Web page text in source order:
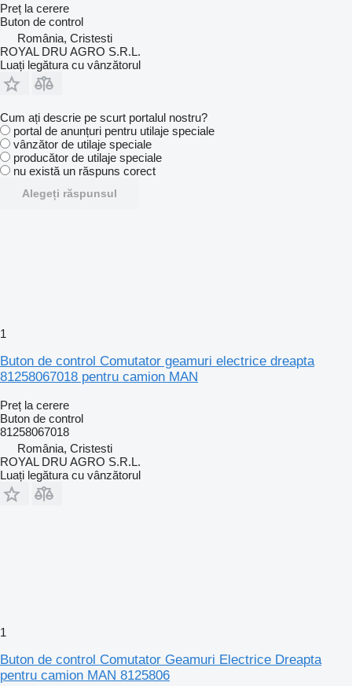
Preț la cerere
Buton de control
România, Cristesti
ROYAL DRU AGRO S.R.L.
Luați legătura cu vânzătorul
Cum ați descrie pe scurt portalul nostru?
portal de anunțuri pentru utilaje speciale
vânzător de utilaje speciale
producător de utilaje speciale
nu există un răspuns corect
Alegeți răspunsul
1
Buton de control Comutator geamuri electrice dreapta
81258067018 pentru camion MAN
Preț la cerere
Buton de control
81258067018
România, Cristesti
ROYAL DRU AGRO S.R.L.
Luați legătura cu vânzătorul
1
Buton de control Comutator Geamuri Electrice Dreapta
pentru camion MAN 8125806